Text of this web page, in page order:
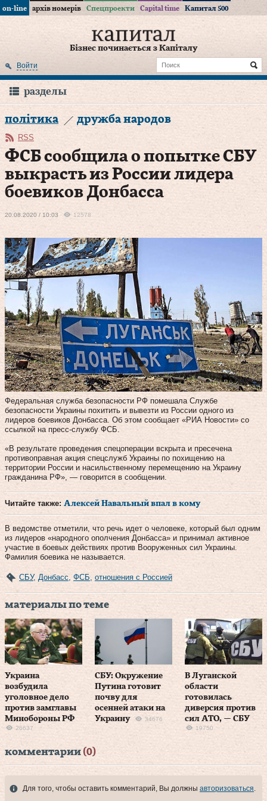
on-line архів номерів Спецпроекти Capital time Капитал 500
Бізнес починається з Капіталу
Войти
разделы
політика дружба народов
RSS
ФСБ сообщила о попытке СБУ
выкрасть из России лидера
боевиков Донбасса
20.08.2020 / 10:03 12578
Федеральная служба безопасности РФ помешала Службе
безопасности Украины похитить и вывезти из России одного из
лидеров боевиков Донбасса. Об этом сообщает «РИА Новости» со
ссылкой на пресс-службу ФСБ.
«В результате проведения спецоперации вскрыта и пресечена
противоправная акция спецслужб Украины по похищению на
территории России и насильственному перемещению на Украину
гражданина РФ», — говорится в сообщении.
Читайте также: Алексей Навальный впал в кому
В ведомстве отметили, что речь идет о человеке, который был одним
из лидеров «народного ополчения Донбасса» и принимал активное
участие в боевых действиях против Вооруженных сил Украины.
Фамилия боевика не называется.
СБУ, Донбасс ФСБ отношения с Россией
материалы по теме
Украина
возбудила
уголовное дело
против замглавы
Минобороны РФ
26637
СБУ: Окружение
Путина готовит
почву для
осенней атаки на
Украину
34676
В Луганской
области
готовилась
диверсия против
сил АТО, — СБУ
19750
комментарии (0)
Для того, чтобы оставить комментарий, Вы должны авторизоваться.